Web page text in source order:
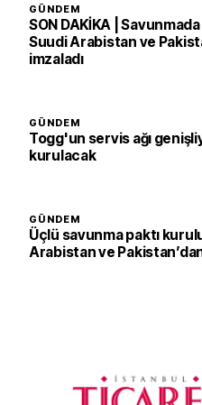
GÜNDEM
SON DAKİKA |
Suudi Arabistan ve
imzaladı
GÜNDEM
Togg'un servis ağı
kurulacak
GÜNDEM
Üçlü savunma paktı
Arabistan ve